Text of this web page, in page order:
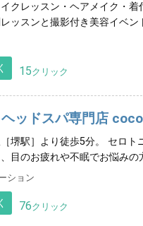
中国
四国
九州
クレッスン・ヘアメイク・
ッスンと撮影付き美容イベン
15クリック
ヘッドスパ専門店
堺駅］より徒歩5分。 セロト
目のお疲れや不眠でお悩みの
ション
76クリック